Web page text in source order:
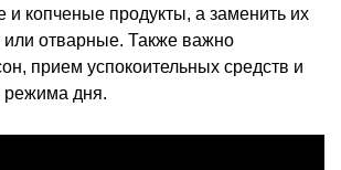
копченые продукты, а заменить их
отварные. Также важно
прием успокоительных средств и
режима дня.